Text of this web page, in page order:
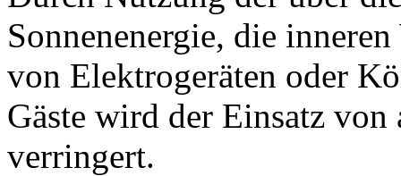
Sonnenenergie, die
von Elektrogeräten oder
Gäste wird der Einsatz
verringert.